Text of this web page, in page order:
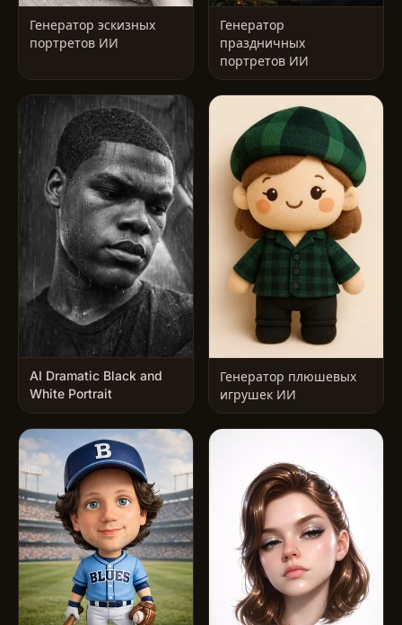
Генератор эскизных
портретов ИИ
Генератор
праздничных
портретов ИИ
AI Dramatic Black and
White Portrait
Генератор плюшевых
игрушек ИИ